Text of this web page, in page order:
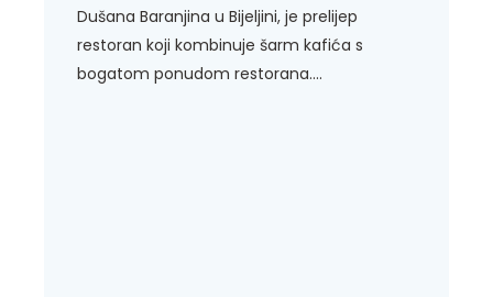
Dušana Baranjina u Bijeljini, je prelijep
restoran koji kombinuje šarm kafića s
bogatom ponudom restorana....